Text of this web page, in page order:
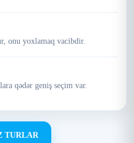
onu yoxlamaq vacibdir.
qədər geniş seçim var.
TURLAR